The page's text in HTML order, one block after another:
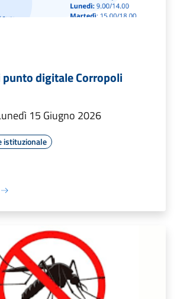
punto digitale Corropoli
15 Giugno 2026
istituzionale